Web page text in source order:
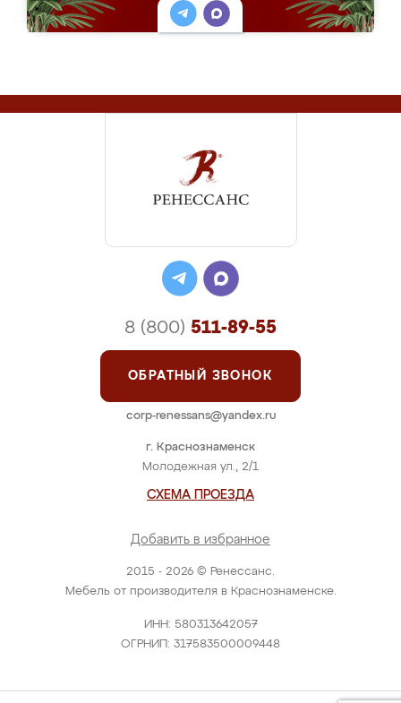
2015 - 2026 © Ренессанс.
Мебель от производителя в Краснознаменске.
ИНН: 580313642057
ОГРНИП: 317583500009448
г. Краснознаменск
Молодежная ул., 2/1
СХЕМА ПРОЕЗДА
Добавить в избранное
8 (800) 511-89-55
ОБРАТНЫЙ ЗВОНОК
corp-renessans@yandex.ru